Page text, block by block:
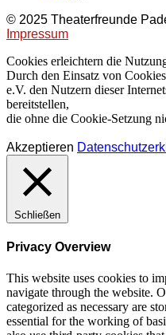
© 2025 Theaterfreunde
Impressum
Cookies erleichtern die
Durch den Einsatz von
e.V. den Nutzern dieser
bereitstellen,
die ohne die Cookie-Setzung
Akzeptieren
Schließen
Privacy Overview
This website uses cookies to
navigate through the website.
categorized as necessary are
essential for the working of